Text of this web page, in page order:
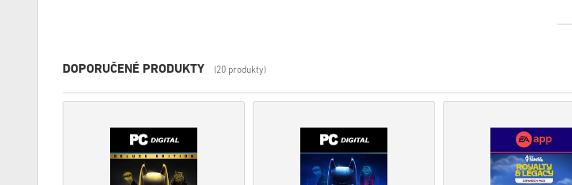
DOPORUČENÉ PRODUKTY (20 produkty)